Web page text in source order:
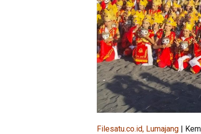
Filesatu.co.id, Lumajang |